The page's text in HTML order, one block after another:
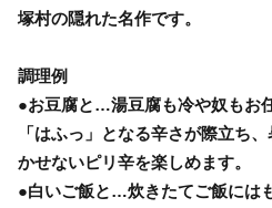
塚村の隠れた名作です。
調理例
●お豆腐と…湯豆腐も冷や奴もお
「はふっ」となる辛さが際立ち
かせないピリ辛を楽しめます。
●白いご飯と…炊きたてご飯には